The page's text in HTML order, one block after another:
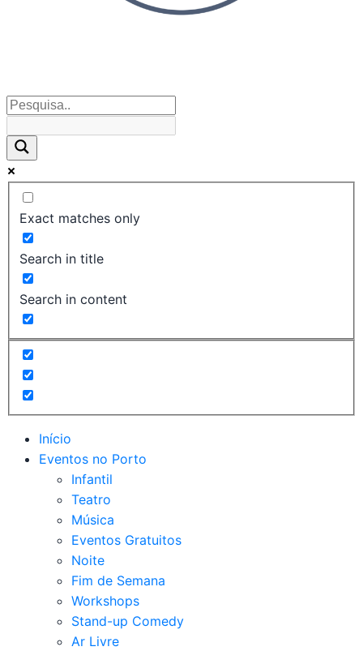
Exact matches only
Search in title
Search in content
Início
Eventos no Porto
Infantil
Teatro
Música
Eventos Gratuitos
Noite
Fim de Semana
Workshops
Stand-up Comedy
Ar Livre